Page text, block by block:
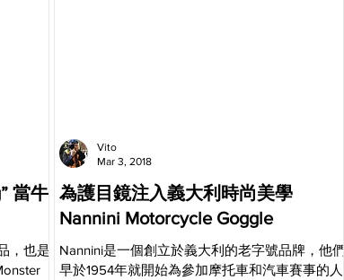
當牛
，也是
為護目鏡注入義大利時尚美學
Nannini Motorcycle Goggle
Nannini是一個創立於義大利的老字號品牌，他們
早於1954年就開始為參加摩托車和汽車賽事的人
Vito
Mar 3, 2018